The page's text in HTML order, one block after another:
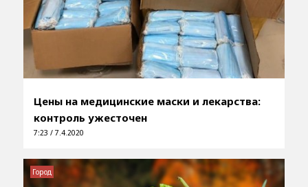
Цены на медицинские маски и лекарства:
контроль ужесточен
7:23 / 7.4.2020
Город